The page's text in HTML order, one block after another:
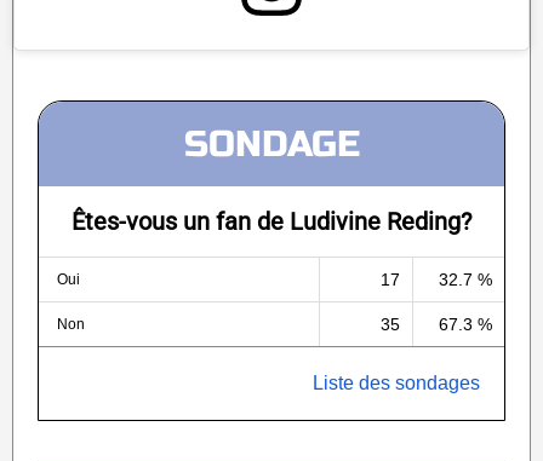
SONDAGE
Êtes-vous un fan de Ludivine Reding?
Oui 17 32.7 %
Non 35 67.3 %
Liste des sondages